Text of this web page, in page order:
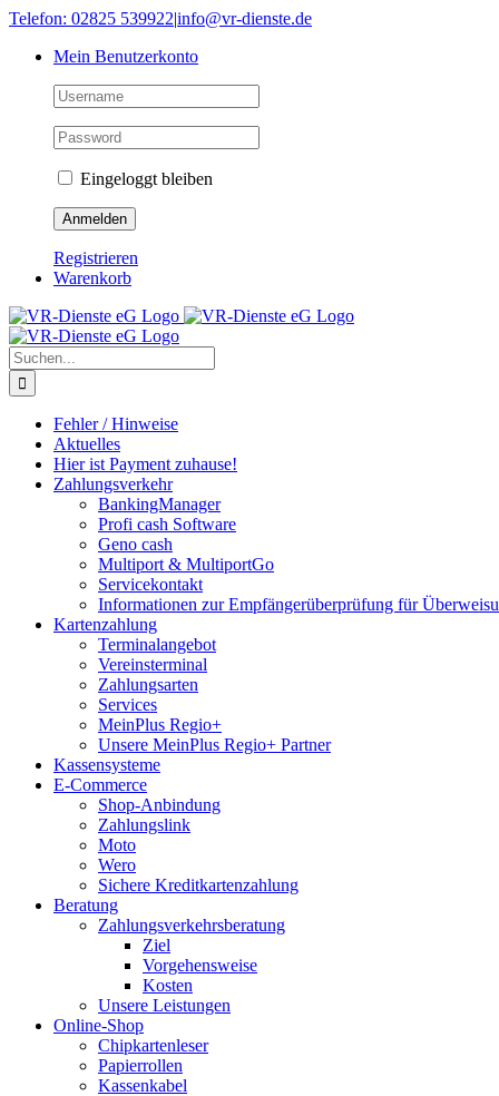
Skip
content
Telefon: 02825 539922|info@vr-dienste.de
Mein Benutzerkonto
Eingeloggt bleiben
Registrieren
Warenkorb
Suche
nach:
Fehler / Hinweise
Aktuelles
Hier ist Payment zuhause!
Zahlungsverkehr
BankingManager
Profi cash Software
Geno cash
Multiport & MultiportGo
Servicekontakt
Informationen zur Empfängerüberprüfung für
Kartenzahlung
Terminalangebot
Vereinsterminal
Zahlungsarten
Services
MeinPlus Regio+
Unsere MeinPlus Regio+ Partner
Kassensysteme
E-Commerce
Shop-Anbindung
Zahlungslink
Moto
Wero
Sichere Kreditkartenzahlung
Beratung
Zahlungsverkehrsberatung
Ziel
Vorgehensweise
Kosten
Unsere Leistungen
Online-Shop
Chipkartenleser
Papierrollen
Kassenkabel